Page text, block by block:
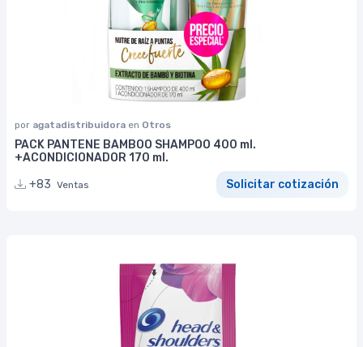
por agatadistribuidora en Otros
PACK PANTENE BAMBOO SHAMPOO 400 ml.
+ACONDICIONADOR 170 ml.
+83 Ventas Solicitar cotización